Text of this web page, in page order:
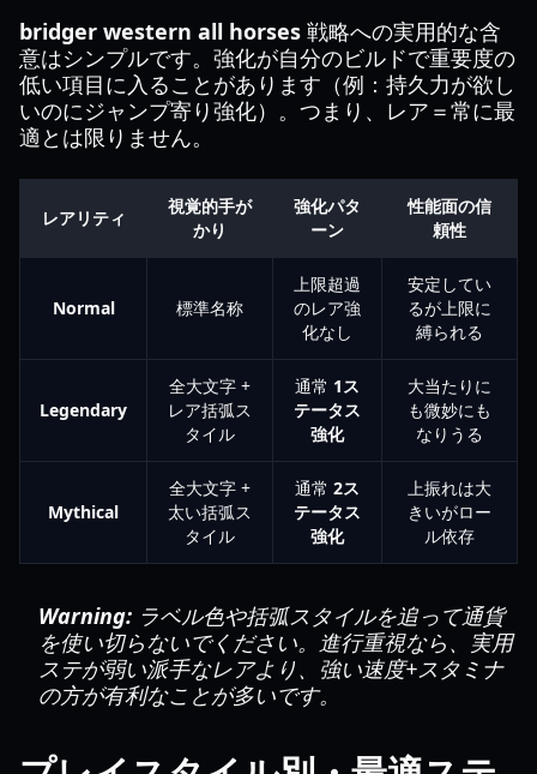
bridger western all horses 戦略への実用的な含
意はシンプルです。強化が自分のビルドで重要度の
低い項目に入ることがあります（例：持久力が欲し
いのにジャンプ寄り強化）。つまり、レア＝常に最
適とは限りません。
レアリティ
視覚的手が
かり
強化パタ
ーン
性能面の信
頼性
Normal 標準名称
上限超過
のレア強
化なし
安定してい
るが上限に
縛られる
Legendary
全大文字 +
レア括弧ス
タイル
通常 1ス
テータス
強化
大当たりに
も微妙にも
なりうる
Mythical
全大文字 +
太い括弧ス
タイル
通常 2ス
テータス
強化
上振れは大
きいがロー
ル依存
Warning: ラベル色や括弧スタイルを追って通貨
を使い切らないでください。進行重視なら、実用
ステが弱い派手なレアより、強い速度+スタミナ
の方が有利なことが多いです。